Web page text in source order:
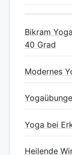
Bikram
40 Grad
Modernes
Yoga bei
Heilende